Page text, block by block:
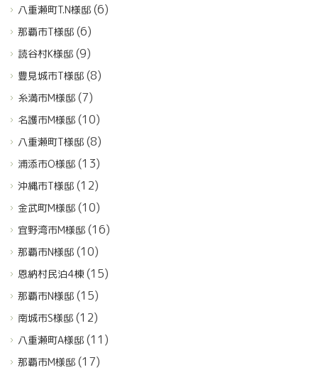
八重瀬町T.N様邸 (6)
那覇市T様邸 (6)
読谷村K様邸 (9)
豊見城市T様邸 (8)
糸満市M様邸 (7)
名護市M様邸 (10)
八重瀬町T様邸 (8)
浦添市O様邸 (13)
沖縄市T様邸 (12)
金武町M様邸 (10)
宜野湾市M様邸 (16)
那覇市N様邸 (10)
恩納村民泊4棟(15)
那覇市N様邸 (15)
南城市S様邸 (12)
八重瀬町A様邸 (11)
那覇市M様邸 (17)